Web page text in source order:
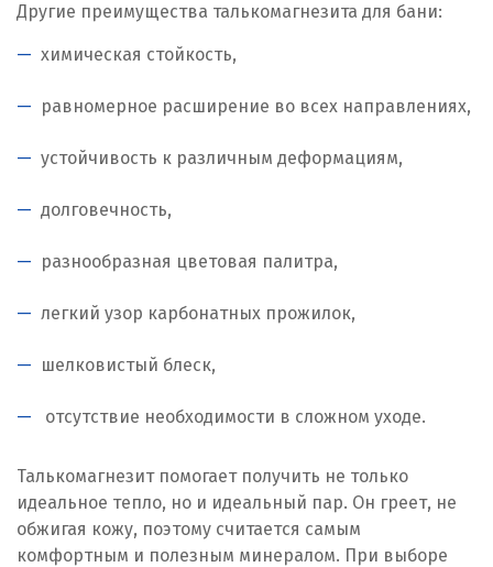
Другие преимущества талькомагнезита для бани:
химическая стойкость,
равномерное расширение во всех направлениях,
устойчивость к различным деформациям,
долговечность,
разнообразная цветовая палитра,
легкий узор карбонатных прожилок,
шелковистый блеск,
отсутствие необходимости в сложном уходе.
Талькомагнезит помогает получить не только
идеальное тепло, но и идеальный пар. Он греет, не
обжигая кожу, поэтому считается самым
комфортным и полезным минералом. При выборе